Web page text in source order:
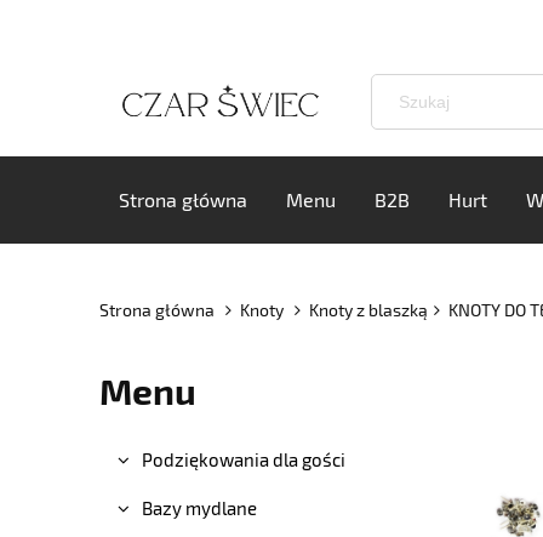
Strona główna Menu B2B Hurt
Strona główna Knoty Knoty z blaszką KNOTY DO
Menu
Podziękowania dla gości
Bazy mydlane